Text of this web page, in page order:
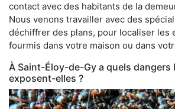
contact avec des habitants de la
Nous venons travailler avec des
déchiffrer des plans, pour localiser les
fourmis dans votre maison ou dans
À Saint-Éloy-de-Gy a quels
exposent-elles ?